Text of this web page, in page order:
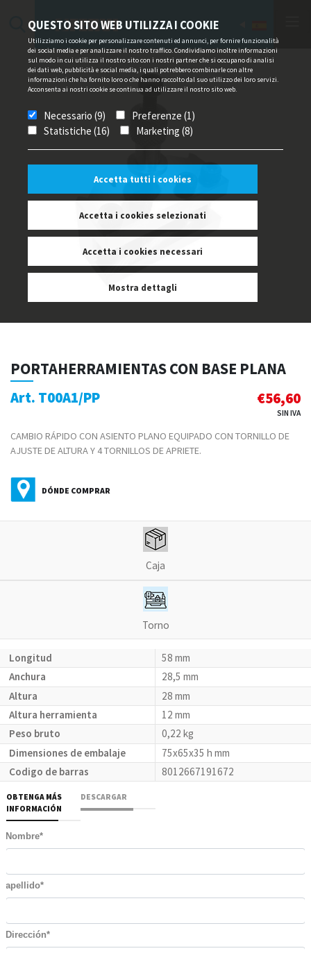
QUESTO SITO WEB UTILIZZA I COOKIE
Utilizziamo i cookie per personalizzare contenuti ed annunci, per fornire funzionalità
dei social media e per analizzare il nostro traffico. Condividiamo inoltre informazioni
sul modo in cui utilizza il nostro sito con i nostri partner che si occupano di analisi
dei dati web, pubblicità e social media, i quali potrebbero combinarle con altre
informazioni che ha fornito loro o che hanno raccolto dal suo utilizzo dei loro servizi.
Acconsenta ai nostri cookie se continua ad utilizzare il nostro sito web.
Necessario (9)
Preferenze (1)
Statistiche (16)
Marketing (8)
Accetta tutti i cookies
Accetta i cookies selezionati
Accetta i cookies necessari
Mostra dettagli
PORTAHERRAMIENTAS CON BASE PLANA
Art. T00A1/PP €56,60
SIN IVA
CAMBIO RÁPIDO CON ASIENTO PLANO EQUIPADO CON TORNILLO DE
AJUSTE DE ALTURA Y 4 TORNILLOS DE APRIETE.
DÓNDE COMPRAR
Caja
Torno
Longitud
58 mm
Anchura
28,5 mm
Altura
28 mm
Altura herramienta
12 mm
Peso bruto
0,22 kg
Dimensiones de embalaje
75x65x35 h mm
Codigo de barras
8012667191672
OBTENGA MÁS
INFORMACIÓN
DESCARGAR